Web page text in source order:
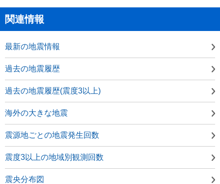
関連情報
最新の地震情報
過去の地震履歴
過去の地震履歴(震度3以上)
海外の大きな地震
震源地ごとの地震発生回数
震度3以上の地域別観測回数
震央分布図